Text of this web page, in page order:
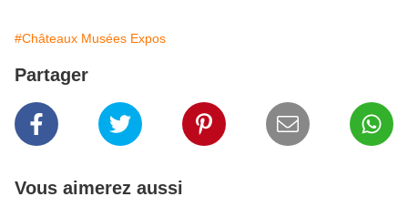
#Châteaux Musées Expos
Partager
Vous aimerez aussi